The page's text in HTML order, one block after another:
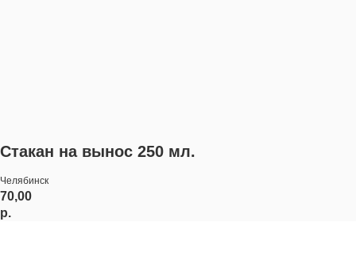
Стакан на вынос 250 мл.
Челябинск
70,00
р.